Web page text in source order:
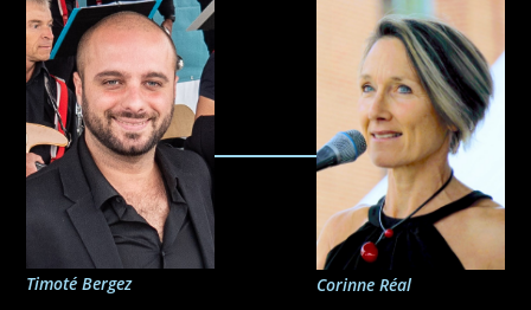
Timoté Bergez Corinne Réal